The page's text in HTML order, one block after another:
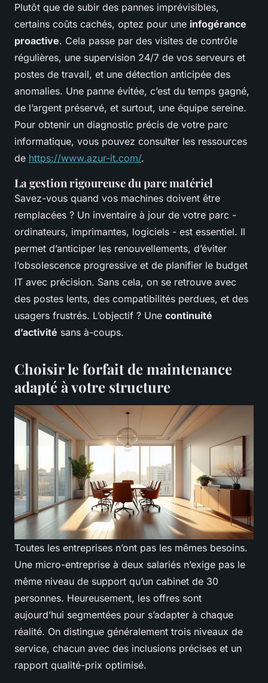
Plutôt que de subir des pannes imprévisibles,
certains coûts cachés, optez pour une infogérance
proactive. Cela passe par des visites de contrôle
régulières, une supervision 24/7 de vos serveurs et
postes de travail, et une détection anticipée des
anomalies. Une panne évitée, c’est du temps gagné,
de l’argent préservé, et surtout, une équipe sereine.
Pour obtenir un diagnostic précis de votre parc
informatique, vous pouvez consulter les ressources
de https://www.azur-it.com/.
La gestion rigoureuse du parc matériel
Savez-vous quand vos machines doivent être
remplacées ? Un inventaire à jour de votre parc -
ordinateurs, imprimantes, logiciels - est essentiel. Il
permet d’anticiper les renouvellements, d’éviter
l’obsolescence progressive et de planifier le budget
IT avec précision. Sans cela, on se retrouve avec
des postes lents, des compatibilités perdues, et des
usagers frustrés. L’objectif ? Une continuité
d’activité sans à-coups.
Choisir le forfait de maintenance
adapté à votre structure
Toutes les entreprises n’ont pas les mêmes besoins.
Une micro-entreprise à deux salariés n’exige pas le
même niveau de support qu’un cabinet de 30
personnes. Heureusement, les offres sont
aujourd’hui segmentées pour s’adapter à chaque
réalité. On distingue généralement trois niveaux de
service, chacun avec des inclusions précises et un
rapport qualité-prix optimisé.